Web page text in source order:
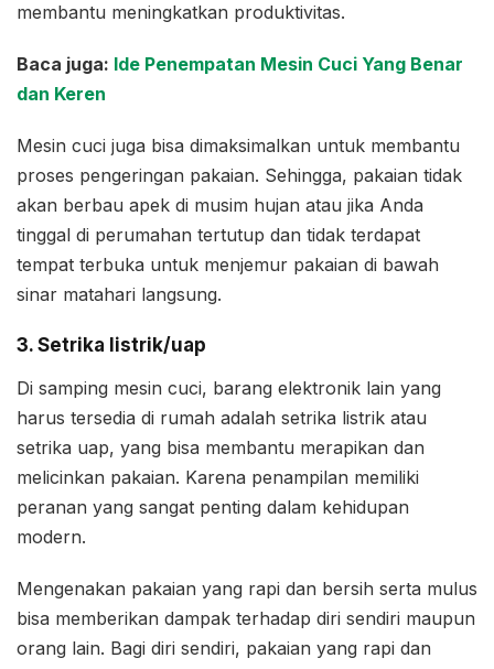
membantu meningkatkan produktivitas.
Baca juga: Ide Penempatan Mesin Cuci Yang Benar
dan Keren
Mesin cuci juga bisa dimaksimalkan untuk membantu
proses pengeringan pakaian. Sehingga, pakaian tidak
akan berbau apek di musim hujan atau jika Anda
tinggal di perumahan tertutup dan tidak terdapat
tempat terbuka untuk menjemur pakaian di bawah
sinar matahari langsung.
3. Setrika listrik/uap
Di samping mesin cuci, barang elektronik lain yang
harus tersedia di rumah adalah setrika listrik atau
setrika uap, yang bisa membantu merapikan dan
melicinkan pakaian. Karena penampilan memiliki
peranan yang sangat penting dalam kehidupan
modern.
Mengenakan pakaian yang rapi dan bersih serta mulus
bisa memberikan dampak terhadap diri sendiri maupun
orang lain. Bagi diri sendiri, pakaian yang rapi dan